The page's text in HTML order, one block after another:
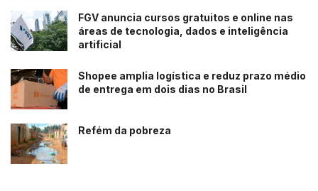
FGV anuncia cursos gratuitos e online nas
áreas de tecnologia, dados e inteligência
artificial
Shopee amplia logística e reduz prazo médio
de entrega em dois dias no Brasil
Refém da pobreza